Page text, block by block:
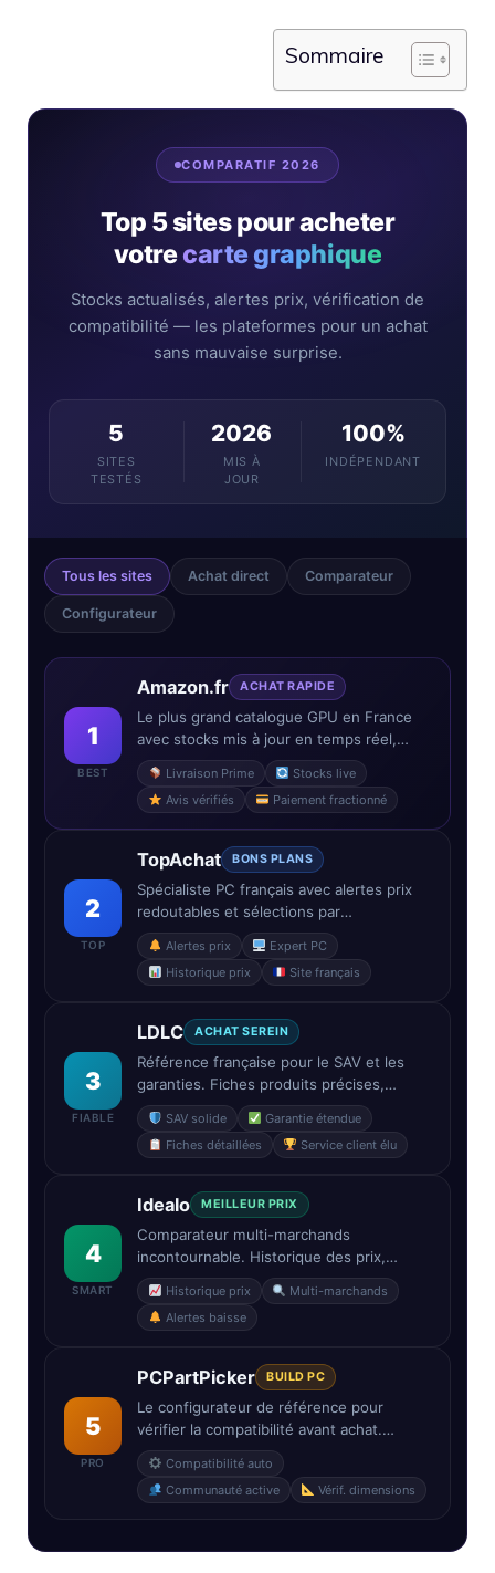
Sommaire
COMPARATIF 2026
Top 5 sites pour acheter
votrecarte graphique
Stocks actualisés, alertes prix, vérification de
compatibilité — les plateformes pour un achat
sans mauvaise surprise.
5
SITES
TESTÉS
2026
MIS À
JOUR
100%
INDÉPENDANT
Tous les sites Achat direct Comparateur
Configurateur
1
BEST
Amazon.fr ACHAT RAPIDE
Le plus grand catalogue GPU en France
avec stocks mis à jour en temps réel,
livraison Prime et comparaison facile entre
editions partenaires.
Livraison Prime
Stocks live
Avis vérifiés
Paiement fractionné
2
TOP
TopAchat BONS PLANS
Spécialiste PC français avec alertes prix
redoutables et sélections par
configuration. La référence pour surveiller
une baisse sur une RTX ou RX ciblée.
Alertes prix
Expert PC
Historique prix
Site français
3
FIABLE
LDLC ACHAT SEREIN
Référence française pour le SAV et les
garanties. Fiches produits précises,
support réactif — indispensable pour un
GPU haut de gamme où la valeur
immobilisée est élevée.
SAV solide
Garantie étendue
Fiches détaillées
Service client élu
4
SMART
Idealo MEILLEUR PRIX
Comparateur multi-marchands
incontournable. Historique des prix,
alertes de baisse et classement des
marchands par fiabilité sur plus de 1800
GPU référencés.
Historique prix
Multi-marchands
Alertes baisse
5
PRO
PCPartPicker BUILD PC
Le configurateur de référence pour
vérifier la compatibilité avant achat.
Contrôle automatique conflits
longueur/puissance/slots PCIe et retours
communautaires détaillés.
Compatibilité auto
Communauté active
Vérif. dimensions